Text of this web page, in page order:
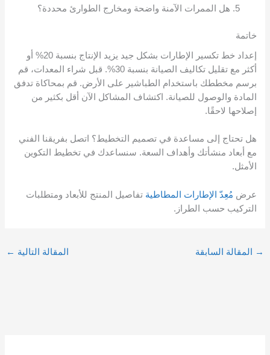
هل الممرات الآمنة واضحة ومخارج الطوارئ محددة؟
خاتمة
إعداد خط تكسير الإطارات بشكل جيد يزيد الإنتاج بنسبة 20% أو
أكثر مع تقليل تكاليف الصيانة بنسبة 30%. قبل شراء المعدات، قم
برسم مخططك باستخدام الطباشير على الأرض. قم بمحاكاة تدفق
المادة والوصول للصيانة. اكتشاف المشاكل الآن أقل بكثير من
إصلاحها لاحقًا.
هل تحتاج إلى مساعدة في تصميم التخطيط؟ اتصل بفريقنا الفني
مع أبعاد منشأتك وأهداف السعة. سنساعدك في تخطيط التكوين
الأمثل.
عرض مُعِدّ الإطارات المطاطية تفاصيل المنتج للأبعاد ومتطلبات
التركيب حسب الطراز.
→ المقالة السابقة المقالة التالية ←